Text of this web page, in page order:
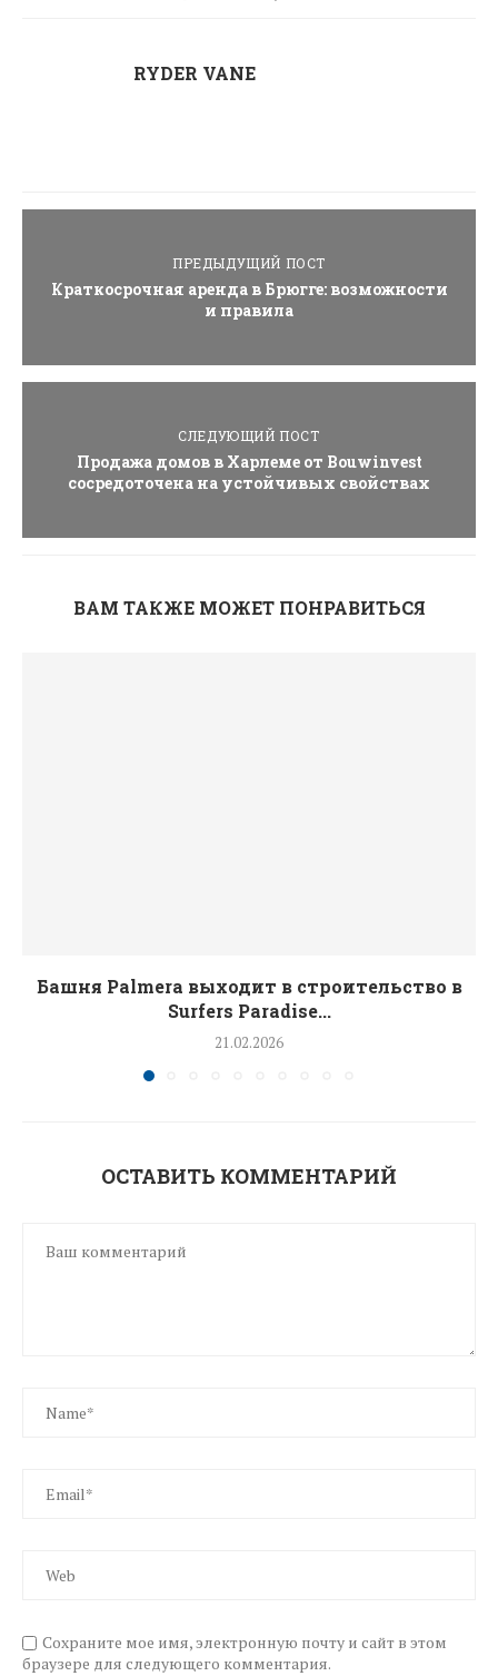
RYDER VANE
ПРЕДЫДУЩИЙ ПОСТ
Краткосрочная аренда в Брюгге: возможности
и правила
СЛЕДУЮЩИЙ ПОСТ
Продажа домов в Харлеме от Bouwinvest
сосредоточена на устойчивых свойствах
ВАМ ТАКЖЕ МОЖЕТ ПОНРАВИТЬСЯ
Башня Palmera выходит в строительство в
Surfers Paradise...
21.02.2026
ОСТАВИТЬ КОММЕНТАРИЙ
Сохраните мое имя, электронную почту и сайт в этом
браузере для следующего комментария.